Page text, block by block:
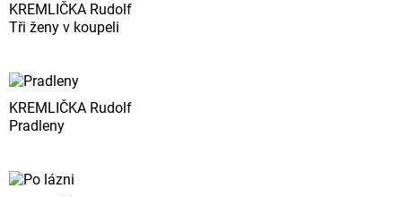
KREMLIČKA Rudolf
Tři ženy v koupeli
KREMLIČKA Rudolf
Pradleny